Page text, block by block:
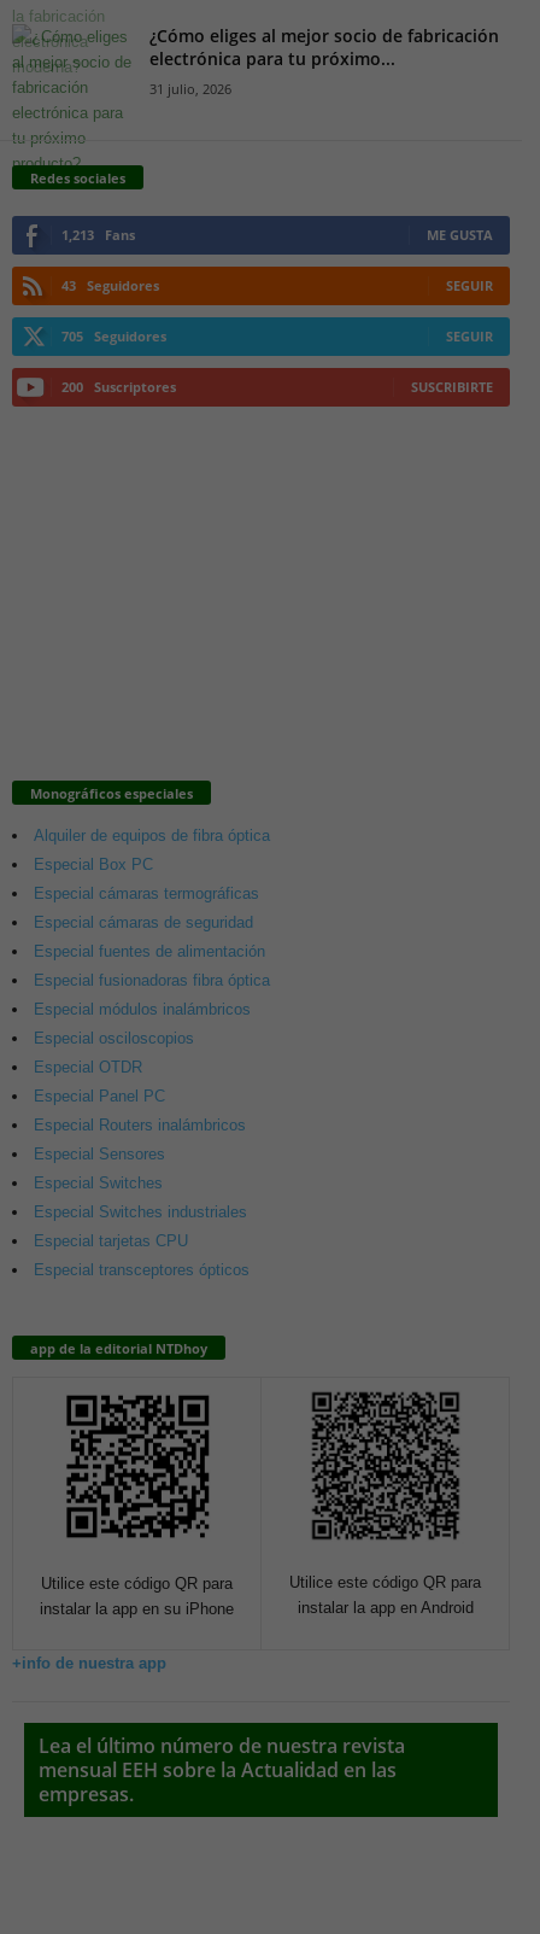
¿Cómo eliges al mejor socio de fabricación
electrónica para tu próximo...
31 julio, 2026
Redes sociales
1,213 Fans ME GUSTA
43 Seguidores SEGUIR
705 Seguidores SEGUIR
200 Suscriptores SUSCRIBIRTE
Monográficos especiales
Alquiler de equipos de fibra óptica
Especial Box PC
Especial cámaras termográficas
Especial cámaras de seguridad
Especial fuentes de alimentación
Especial fusionadoras fibra óptica
Especial módulos inalámbricos
Especial osciloscopios
Especial OTDR
Especial Panel PC
Especial Routers inalámbricos
Especial Sensores
Especial Switches
Especial Switches industriales
Especial tarjetas CPU
Especial transceptores ópticos
app de la editorial NTDhoy
Utilice este código QR para
instalar la app en su iPhone
Utilice este código QR para
instalar la app en Android
+info de nuestra app
Lea el último número de nuestra revista
mensual EEH sobre la Actualidad en las
empresas.